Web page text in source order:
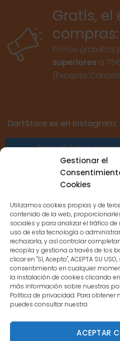
Gestionar el
Cookies
Utilizamos cookies propias y de
contenido de la web,
sociales y para analizar el tráfico de
uso de esta tecnología o
rechazarla, y así controlar
recopila y gestiona a través de los
clicar en "Sí, Acepto", ACEPTA SU
consentimiento en cualquier
la instalación de cookies clicando en
más información sobre nuestras
Política de privacidad. Para
puedes consultar nuestra
ACEPTAR
Gratis, el
compras:
Envíos gratuitos
superiores a
(Excepto
DartStore.es en Instagram:
Error validating
Sessions for the user
because the user is
CONTACTO
MENÚ PRINCIPAL
MI CUENTA
DOCUMENTACIÓN